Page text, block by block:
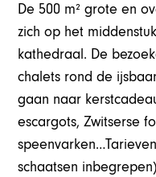
De 500 m² grote en
zich op het
kathedraal. De
chalets rond de
gaan naar
escargots, Zwitserse
schaatsen